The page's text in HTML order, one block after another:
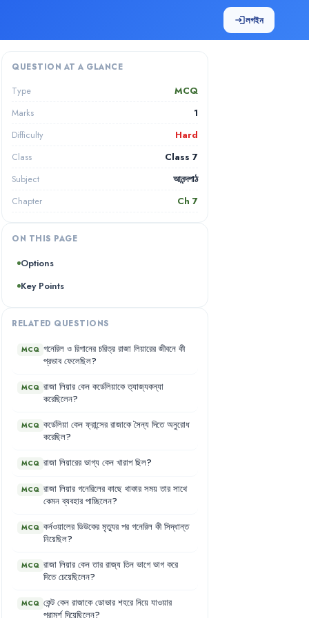
loginলগইন
QUESTION AT A GLANCE
Type MCQ
Marks 1
Difficulty Hard
Class Class 7
Subject আনন্দপাঠ
Chapter Ch 7
ON THIS PAGE
Options
Key Points
RELATED QUESTIONS
MCQ গনেরিল ও রিগানের চরিত্র রাজা লিয়ারের জীবনে কী
প্রভাব ফেলেছিল?
MCQ রাজা লিয়ার কেন কর্ডেলিয়াকে ত্যাজ্যকন্যা
করেছিলেন?
MCQ কর্ডেলিয়া কেন ফ্রান্সের রাজাকে সৈন্য দিতে অনুরোধ
করেছিল?
MCQ রাজা লিয়ারের ভাগ্য কেন খারাপ ছিল?
MCQ রাজা লিয়ার গনেরিলের কাছে থাকার সময় তার সাথে
কেমন ব্যবহার পাচ্ছিলেন?
MCQ কর্নওয়ালের ডিউকের মৃত্যুর পর গনেরিল কী সিদ্ধান্ত
নিয়েছিল?
MCQ রাজা লিয়ার কেন তার রাজ্য তিন ভাগে ভাগ করে
দিতে চেয়েছিলেন?
MCQ কেন্ট কেন রাজাকে ডোভার শহরে নিয়ে যাওয়ার
পরামর্শ দিয়েছিলেন?